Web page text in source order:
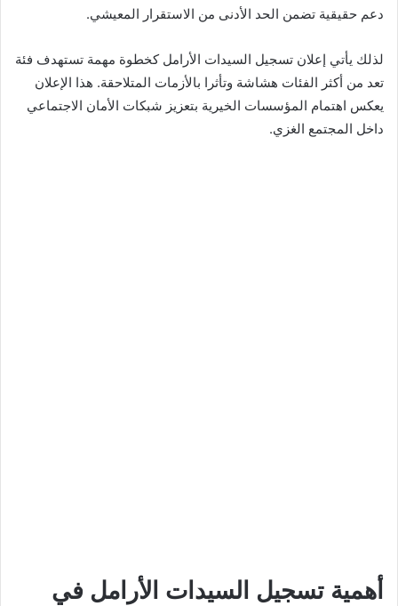
دعم حقيقية تضمن الحد الأدنى من الاستقرار المعيشي.
لذلك يأتي إعلان تسجيل السيدات الأرامل كخطوة مهمة تستهدف فئة
تعد من أكثر الفئات هشاشة وتأثرا بالأزمات المتلاحقة. هذا الإعلان
يعكس اهتمام المؤسسات الخيرية بتعزيز شبكات الأمان الاجتماعي
داخل المجتمع الغزي.
أهمية تسجيل السيدات الأرامل في